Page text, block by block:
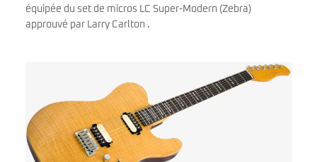
équipée du set de micros LC Super-Modern (Zebra)
approuvé par Larry Carlton .